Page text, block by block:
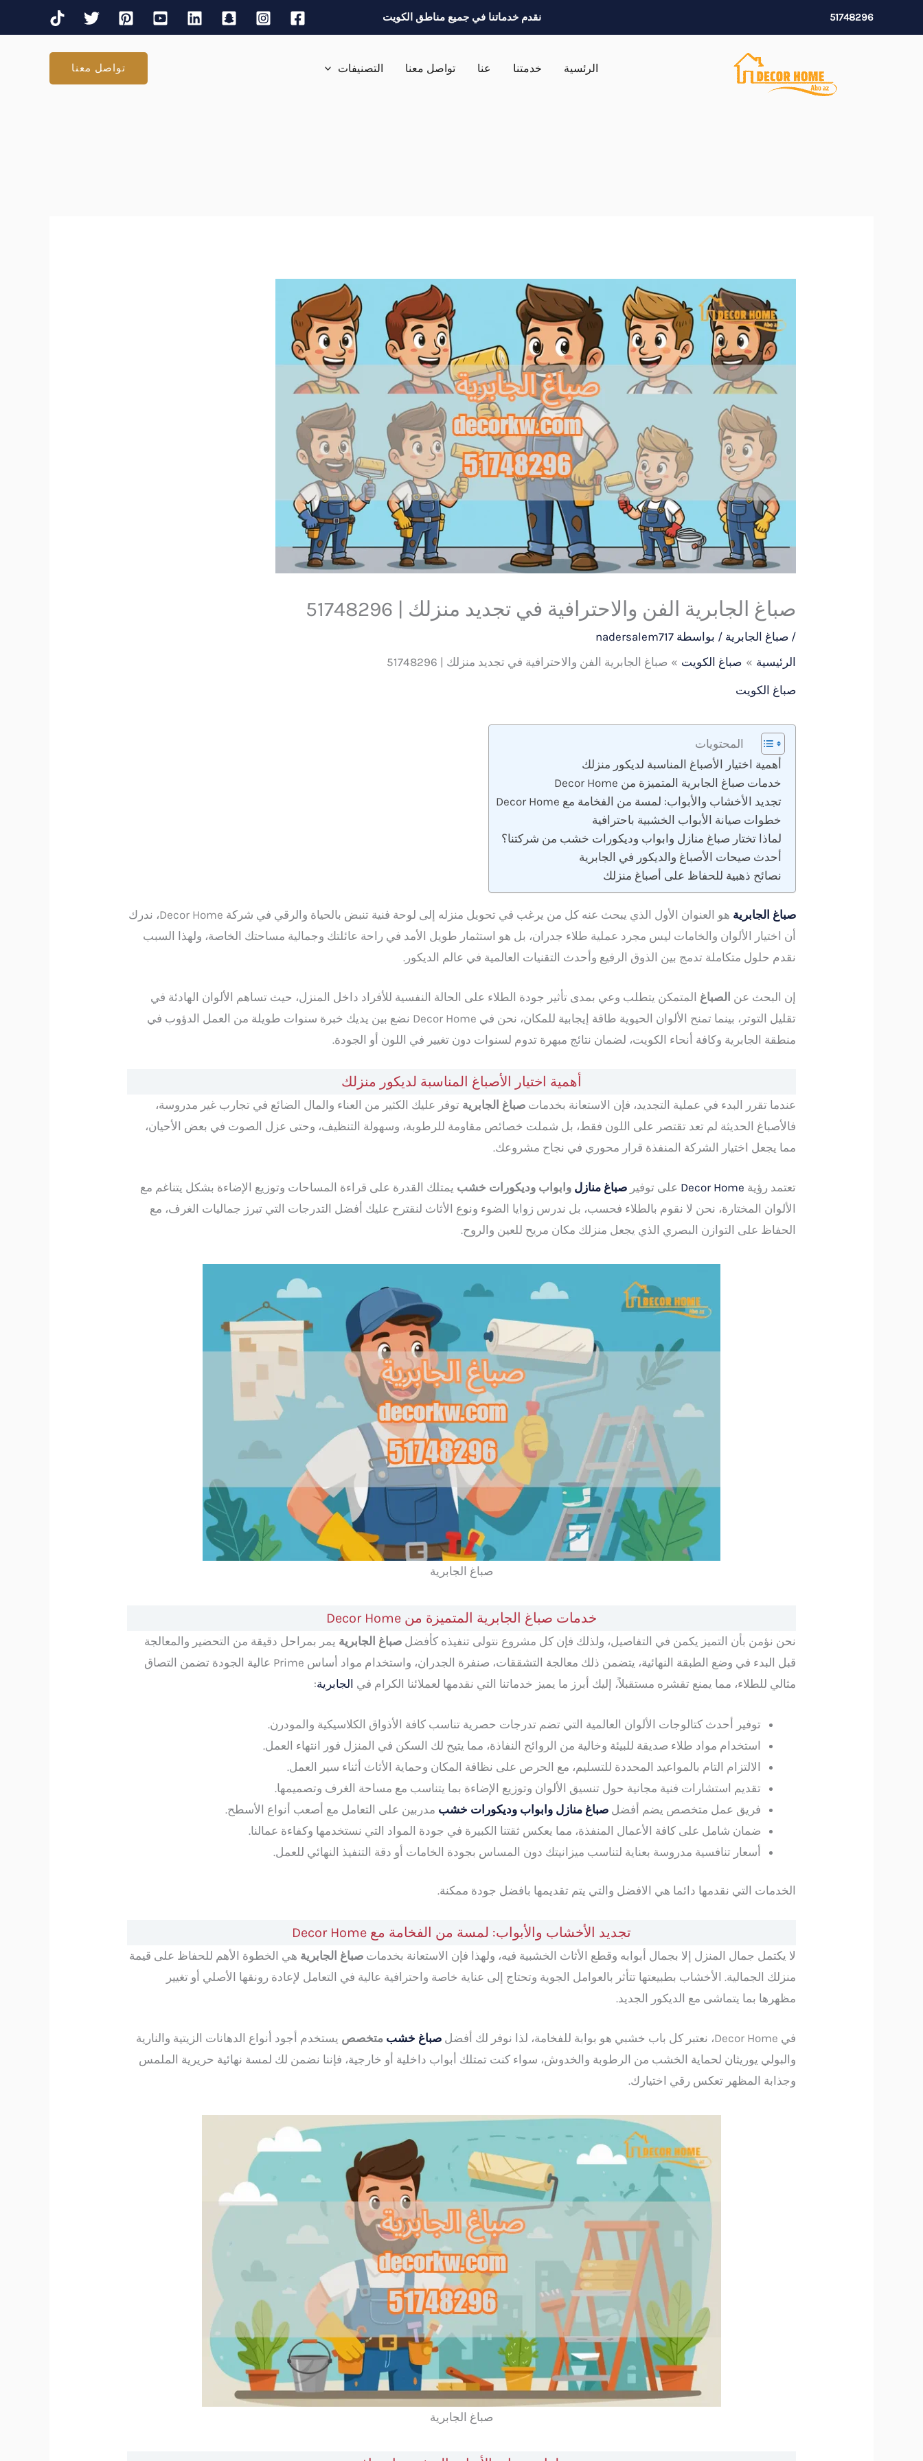
إلى
51748296 نقدم خدماتنا في جميع مناطق الكويت
الرئسية خدمتنا عنا تواصل معنا التصنيفات تواصل معنا
صباغ الجابرية الفن والاحترافية في تجديد منزلك | 51748296
/صباغ الجابرية / بواسطة nadersalem717
الرئيسية
صباغ الكويت صباغ الجابرية الفن والاحترافية في تجديد منزلك | 51748296
صباغ الكويت
المحتويات
أهمية اختيار الأصباغ المناسبة لديكور منزلك
خدمات صباغ الجابرية المتميزة من Decor Home
تجديد الأخشاب والأبواب: لمسة من الفخامة مع Decor Home
خطوات صيانة الأبواب الخشبية باحترافية
لماذا تختار صباغ منازل وابواب وديكورات خشب من شركتنا؟
أحدث صيحات الأصباغ والديكور في الجابرية
نصائح ذهبية للحفاظ على أصباغ منزلك
صباغ الجابرية
هو العنوان الأول الذي يبحث عنه كل من يرغب في تحويل منزله إلى لوحة فنية تنبض بالحياة والرقي في شركة Decor Home، ندرك
أن اختيار الألوان والخامات ليس مجرد عملية طلاء جدران، بل هو استثمار طويل الأمد في راحة عائلتك وجمالية مساحتك الخاصة، ولهذا السبب
نقدم حلول متكاملة تدمج بين الذوق الرفيع وأحدث التقنيات العالمية في عالم الديكور.
إن البحث عن الصباغ المتمكن يتطلب وعي بمدى تأثير جودة الطلاء على الحالة النفسية للأفراد داخل المنزل، حيث تساهم الألوان الهادئة في
تقليل التوتر، بينما تمنح الألوان الحيوية طاقة إيجابية للمكان، نحن في Decor Home نضع بين يديك خبرة سنوات طويلة من العمل الدؤوب في
منطقة الجابرية وكافة أنحاء الكويت، لضمان نتائج مبهرة تدوم لسنوات دون تغيير في اللون أو الجودة.
أهمية اختيار الأصباغ المناسبة لديكور منزلك
عندما تقرر البدء في عملية التجديد، فإن الاستعانة بخدمات صباغ الجابرية توفر عليك الكثير من العناء والمال الضائع في تجارب غير مدروسة،
فالأصباغ الحديثة لم تعد تقتصر على اللون فقط، بل شملت خصائص مقاومة للرطوبة، وسهولة التنظيف، وحتى عزل الصوت في بعض الأحيان،
مما يجعل اختيار الشركة المنفذة قرار محوري في نجاح مشروعك.
تعتمد رؤية Decor Home على توفيرصباغ منازل وابواب وديكورات خشب يمتلك القدرة على قراءة المساحات وتوزيع الإضاءة بشكل يتناغم مع
الألوان المختارة، نحن لا نقوم بالطلاء فحسب، بل ندرس زوايا الضوء ونوع الأثاث لنقترح عليك أفضل التدرجات التي تبرز جماليات الغرف، مع
الحفاظ على التوازن البصري الذي يجعل منزلك مكان مريح للعين والروح.
صباغ الجابرية
خدمات صباغ الجابرية المتميزة من Decor Home
نحن نؤمن بأن التميز يكمن في التفاصيل، ولذلك فإن كل مشروع نتولى تنفيذه كأفضلصباغ الجابرية يمر بمراحل دقيقة من التحضير والمعالجة
قبل البدء في وضع الطبقة النهائية، يتضمن ذلك معالجة التشققات، صنفرة الجدران، واستخدام مواد أساس Prime عالية الجودة تضمن التصاق
مثالي للطلاء، مما يمنع تقشره مستقبلاً، إليك أبرز ما يميز خدماتنا التي نقدمها لعملائنا الكرام في الجابرية:
توفير أحدث كتالوجات الألوان العالمية التي تضم تدرجات حصرية تناسب كافة الأذواق الكلاسيكية والمودرن.
استخدام مواد طلاء صديقة للبيئة وخالية من الروائح النفاذة، مما يتيح لك السكن في المنزل فور انتهاء العمل.
الالتزام التام بالمواعيد المحددة للتسليم، مع الحرص على نظافة المكان وحماية الأثاث أثناء سير العمل.
تقديم استشارات فنية مجانية حول تنسيق الألوان وتوزيع الإضاءة بما يتناسب مع مساحة الغرف وتصميمها.
فريق عمل متخصص يضم أفضلصباغ منازل وابواب وديكورات خشب مدربين على التعامل مع أصعب أنواع الأسطح.
ضمان شامل على كافة الأعمال المنفذة، مما يعكس ثقتنا الكبيرة في جودة المواد التي نستخدمها وكفاءة عمالنا.
أسعار تنافسية مدروسة بعناية لتناسب ميزانيتك دون المساس بجودة الخامات أو دقة التنفيذ النهائي للعمل.
الخدمات التي نقدمها دائما هي الافضل والتي يتم تقديمها بافضل جودة ممكنة.
تجديد الأخشاب والأبواب: لمسة من الفخامة مع Decor Home
لا يكتمل جمال المنزل إلا بجمال أبوابه وقطع الأثاث الخشبية فيه، ولهذا فإن الاستعانة بخدماتصباغ الجابرية هي الخطوة الأهم للحفاظ على قيمة
منزلك الجمالية. الأخشاب بطبيعتها تتأثر بالعوامل الجوية وتحتاج إلى عناية خاصة واحترافية عالية في التعامل لإعادة رونقها الأصلي أو تغيير
مظهرها بما يتماشى مع الديكور الجديد.
في Decor Home، نعتبر كل باب خشبي هو بوابة للفخامة، لذا نوفر لك أفضل صباغ خشب متخصص يستخدم أجود أنواع الدهانات الزيتية والنارية
والبولي يوريثان لحماية الخشب من الرطوبة والخدوش، سواء كنت تمتلك أبواب داخلية أو خارجية، فإننا نضمن لك لمسة نهائية حريرية الملمس
وجذابة المظهر تعكس رقي اختيارك.
صباغ الجابرية